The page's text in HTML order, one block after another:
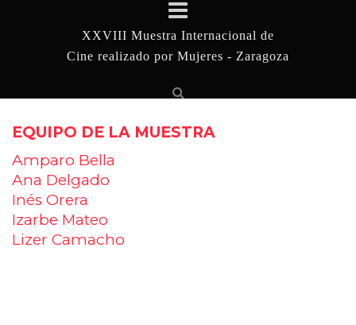
XXVIII Muestra Internacional de
Cine realizado por Mujeres - Zaragoza
EQUIPO DE LA MUESTRA
Amparo Bella
Ana Delgado
Inés Orera
Izarbe Mateo
Lizer Camacho